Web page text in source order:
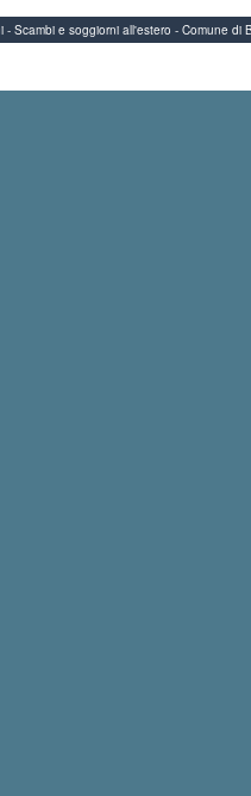
- Scambi e soggiorni all'estero - Comune